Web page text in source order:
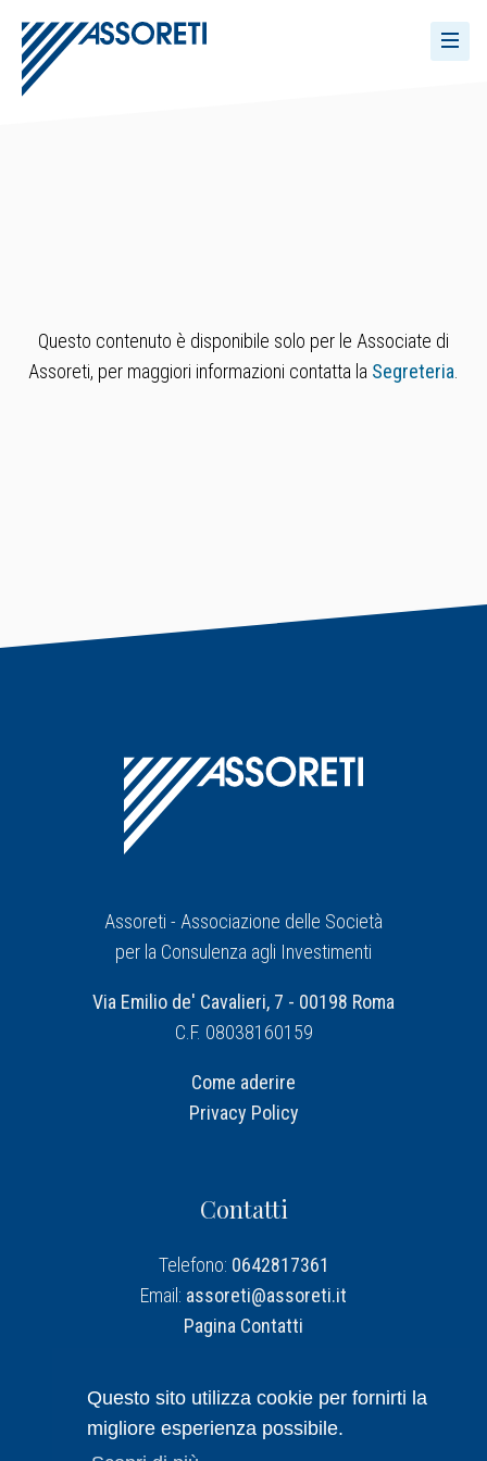
Questo sito utilizza cookie per fornirti la
migliore esperienza possibile.
Questo contenuto è disponibile solo per le Associate di
Assoreti, per maggiori informazioni contatta la Segreteria
Assoreti - Associazione delle Società
per la Consulenza agli Investimenti
Via Emilio de' Cavalieri, 7 - 00198 Roma
C.F. 08038160159
Come aderire
Privacy Policy
Contatti
Telefono: 0642817361
Email: assoreti@assoreti.it
Pagina Contatti